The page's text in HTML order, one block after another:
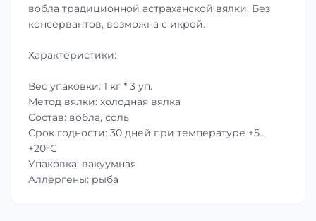
вобла традиционной астраханской вялки. Без
консервантов, возможна с икрой.
Характеристики:
Вес упаковки: 1 кг * 3 уп.
Метод вялки: холодная вялка
Состав: вобла, соль
Срок годности: 30 дней при температуре +5…
+20°C
Упаковка: вакуумная
Аллергены: рыба